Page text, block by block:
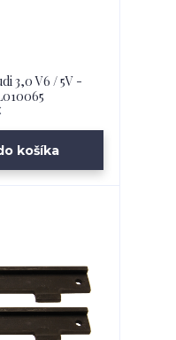
3,0 V6 / 5V -
košíka